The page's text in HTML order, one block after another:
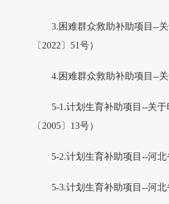
3.困难群众救助补助项目--
〔2022〕51号）
4.困难群众救助补助项目--
5-1.计划生育补助项目--关
〔2005〕13号）
5-2.计划生育补助项目--河
5-3.计划生育补助项目--河